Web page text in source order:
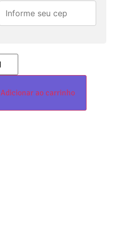
Adicionar ao carrinho